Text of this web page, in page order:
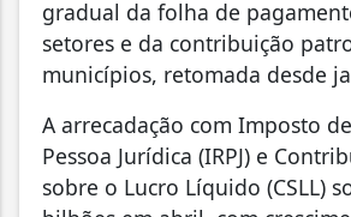
gradual da folha de
setores e da contribuição
municípios, retomada desde
A arrecadação com Imposto
Pessoa Jurídica (IRPJ) e
sobre o Lucro Líquido (CSLL)